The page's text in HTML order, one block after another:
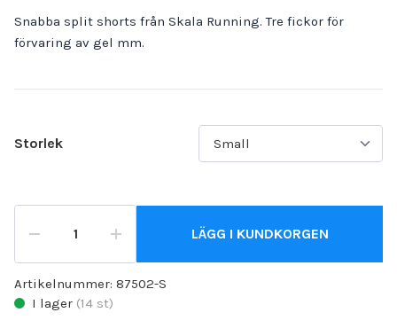
Snabba split shorts från Skala Running. Tre fickor för
förvaring av gel mm.
Storlek
LÄGG I KUNDKORGEN
Artikelnummer: 87502-S
I lager (14 st)